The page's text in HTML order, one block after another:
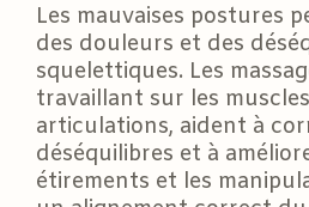
Les mauvaises postures
des douleurs et des
squelettiques. Les
travaillant sur les
articulations, aident à
déséquilibres et à
étirements et les